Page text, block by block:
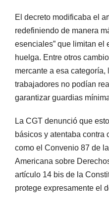
El decreto modificaba el
redefiniendo de manera
esenciales” que limitan el
huelga. Entre otros
mercante a esa
trabajadores no podían
garantizar guardias
La CGT denunció que
básicos y atentaba
como el Convenio 87 de
Americana sobre
artículo 14 bis de la
protege expresamente el